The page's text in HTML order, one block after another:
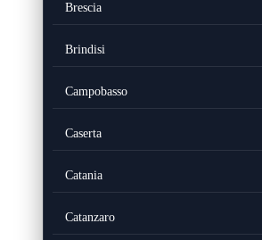
Brescia
Brindisi
Campobasso
Caserta
Catania
Catanzaro